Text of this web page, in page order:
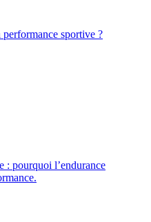
performance sportive ?
: pourquoi l’endurance